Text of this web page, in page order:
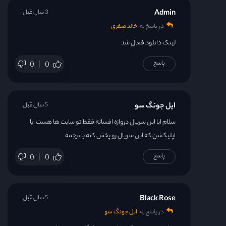
Admin
در پاسخ به خالد صفری
لینک دانلود فعال شد
0 0
3 سال قبل
پاسخ
ایل جونگ سو
سلام ایا این سریال دروازه افسانه فقط تو سایت ها هست ایا
اپلیکشن که این سریال رو پخش کنه با ترجمه
0 0
5 سال قبل
پاسخ
Black Rose
در پاسخ به ایل جونگ سو
5 سال قبل